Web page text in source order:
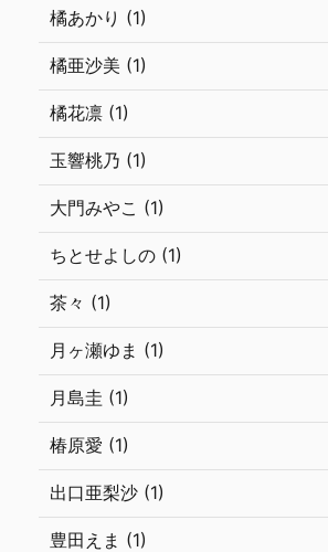
橘あかり (1)
橘亜沙美 (1)
橘花凛 (1)
玉響桃乃 (1)
大門みやこ (1)
ちとせよしの (1)
茶々 (1)
月ヶ瀬ゆま (1)
月島圭 (1)
椿原愛 (1)
出口亜梨沙 (1)
豊田えま (1)